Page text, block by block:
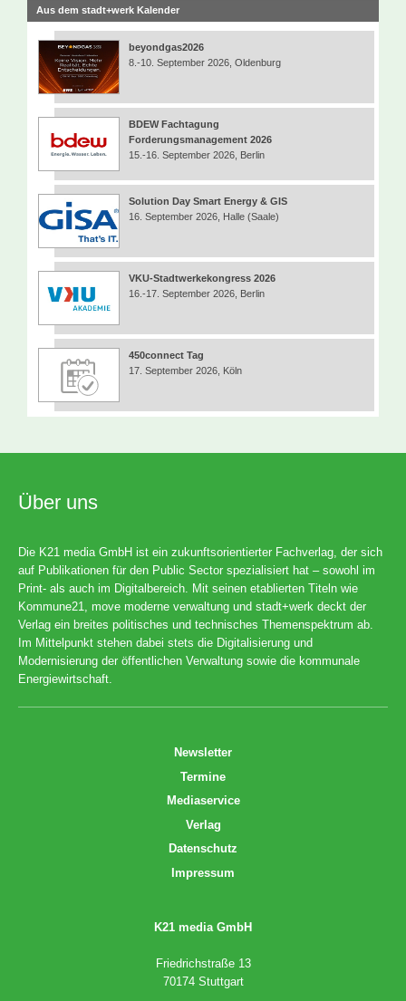
Aus dem stadt+werk Kalender
beyondgas2026
8.-10. September 2026, Oldenburg
BDEW Fachtagung
Forderungsmanagement 2026
15.-16. September 2026, Berlin
Solution Day Smart Energy & GIS
16. September 2026, Halle (Saale)
VKU-Stadtwerkekongress 2026
16.-17. September 2026, Berlin
450connect Tag
17. September 2026, Köln
Über uns
Die K21 media GmbH ist ein zukunftsorientierter Fachverlag, der sich
auf Publikationen für den Public Sector spezialisiert hat – sowohl im
Print- als auch im Digitalbereich. Mit seinen etablierten Titeln wie
Kommune21, move moderne verwaltung und stadt+werk deckt der
Verlag ein breites politisches und technisches Themenspektrum ab.
Im Mittelpunkt stehen dabei stets die Digitalisierung und
Modernisierung der öffentlichen Verwaltung sowie die kommunale
Energiewirtschaft.
Newsletter
Termine
Mediaservice
Verlag
Datenschutz
Impressum
K21 media GmbH
Friedrichstraße 13
70174 Stuttgart